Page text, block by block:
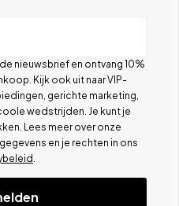
nieuwsbrief en ontvang 10%
Kijk ook uit naar VIP-
gerichte marketing,
wedstrijden. Je kunt je
Lees meer over onze
en je rechten in ons